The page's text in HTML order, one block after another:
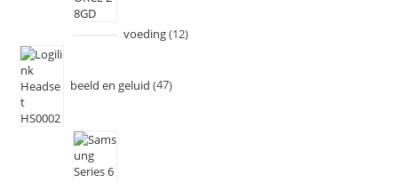
voeding 12
beeld en geluid 47